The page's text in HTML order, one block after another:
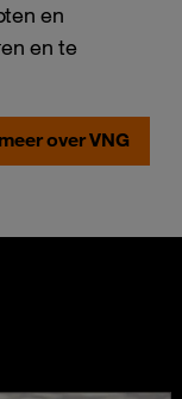
en
en te
over VNG